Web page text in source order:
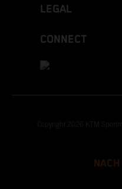
LEGAL
CONNECT
Copyright 2026 KTM